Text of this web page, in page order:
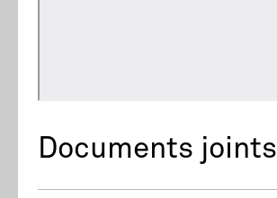
Documents joints